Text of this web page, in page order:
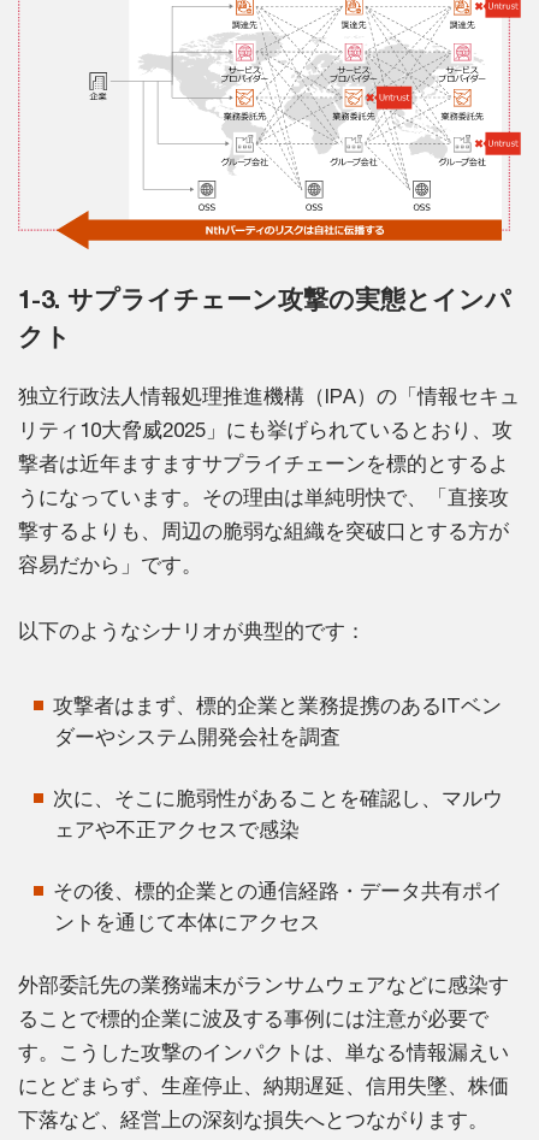
1-3. サプライチェーン攻撃の実態とインパ
クト
独立行政法人情報処理推進機構（IPA）の「情報セキュ
リティ10大脅威2025」にも挙げられているとおり、攻
撃者は近年ますますサプライチェーンを標的とするよ
うになっています。その理由は単純明快で、「直接攻
撃するよりも、周辺の脆弱な組織を突破口とする方が
容易だから」です。
以下のようなシナリオが典型的です：
攻撃者はまず、標的企業と業務提携のあるITベン
ダーやシステム開発会社を調査
次に、そこに脆弱性があることを確認し、マルウ
ェアや不正アクセスで感染
その後、標的企業との通信経路・データ共有ポイ
ントを通じて本体にアクセス
外部委託先の業務端末がランサムウェアなどに感染す
ることで標的企業に波及する事例には注意が必要で
す。こうした攻撃のインパクトは、単なる情報漏えい
にとどまらず、生産停止、納期遅延、信用失墜、株価
下落など、経営上の深刻な損失へとつながります。